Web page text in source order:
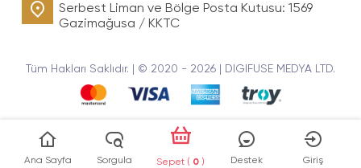
Serbest Liman ve Bölge Posta Kutusu: 1569
Gazimağusa / KKTC
Tüm Hakları Saklıdır. | © 2020 - 2026 | DIGIFUSE MEDYA LTD.
Ana Sayfa Sorgula Sepet ( 0 ) Destek Giriş